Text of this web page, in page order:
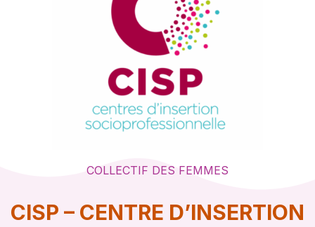
COLLECTIF DES FEMMES
CISP – CENTRE D’INSERTION